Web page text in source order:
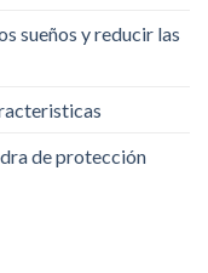
sueños y reducir las
de protección